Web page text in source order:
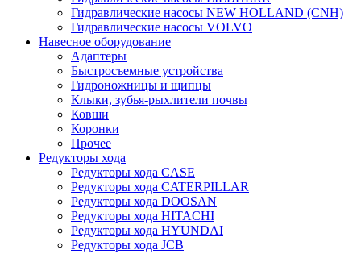
Гидравлические насосы NEW HOLLAND (CNH)
Гидравлические насосы VOLVO
Навесное оборудование
Адаптеры
Быстросъемные устройства
Гидроножницы и щипцы
Клыки, зубья-рыхлители почвы
Ковши
Коронки
Прочее
Редукторы хода
Редукторы хода CASE
Редукторы хода CATERPILLAR
Редукторы хода DOOSAN
Редукторы хода HITACHI
Редукторы хода HYUNDAI
Редукторы хода JCB